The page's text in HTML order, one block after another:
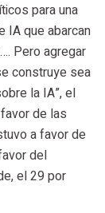
para una
IA que abarcan
Pero agregar
construye sea
la IA”, el
de las
a favor de
del
el 29 por